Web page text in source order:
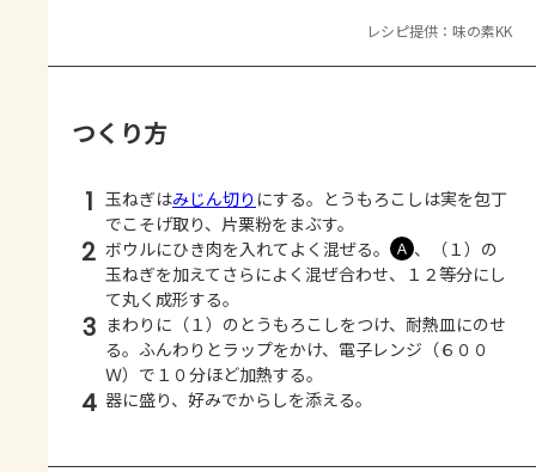
レシピ提供：味の素KK
つくり方
1 玉ねぎはみじん切り にする。とうもろこしは実を包丁
でこそげ取り、片栗粉をまぶす。
2 ボウルにひき肉を入れてよく混ぜる。 Ａ 、（１）の
玉ねぎを加えてさらによく混ぜ合わせ、１２等分にし
て丸く成形する。
3 まわりに（１）のとうもろこしをつけ、耐熱皿にのせ
る。ふんわりとラップをかけ、電子レンジ（６００
Ｗ）で１０分ほど加熱する。
4 器に盛り、好みでからしを添える。